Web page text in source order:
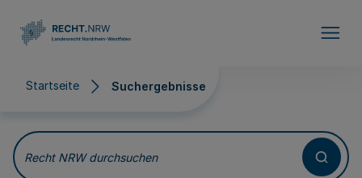
Startseite Suchergebnisse
Suchergebnisse
Recht NRW durchsuchen